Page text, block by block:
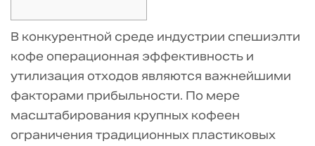
1
Общая
стоимость
владения:
BIB
против
традиционных
В конкурентной среде индустрии спешиэлти
кофе операционная эффективность и
утилизация отходов являются важнейшими
факторами прибыльности. По мере
масштабирования крупных кофеен
ограничения традиционных пластиковых